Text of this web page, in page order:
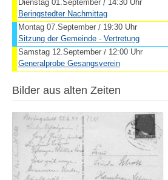
Dienstag 01.September / 14:30 Uhr
Beringstedter Nachmittag
Montag 07.September / 19:30 Uhr
Sitzung der Gemeinde - Vertretung
Samstag 12.September / 12:00 Uhr
Generalprobe Gesangsverein
Bilder aus alten Zeiten